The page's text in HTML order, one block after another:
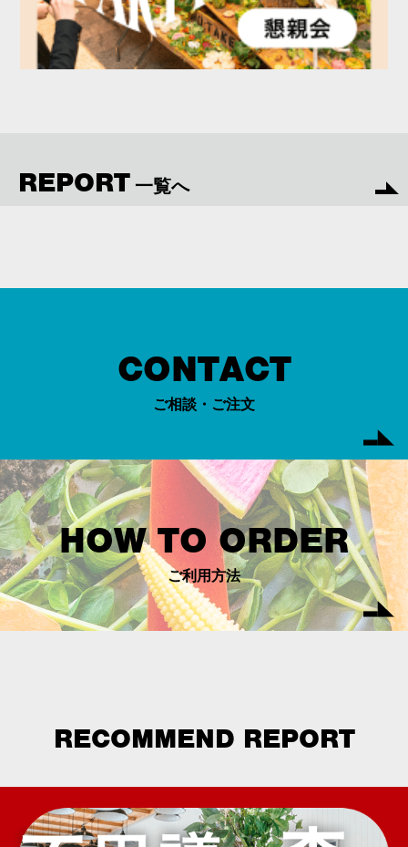
REPORT 一覧へ
CONTACT
ご相談・ご注文
HOW TO ORDER
ご利用方法
RECOMMEND REPORT